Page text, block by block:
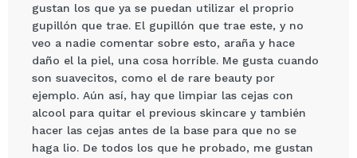
Compartilhar um vídeo ou uma foto
Seu vídeo pode ser o primeiro. Imagine isso...
Recomenda esta compra? Sim Não
5/5
gustan los que ya se puedan utilizar el proprio
gupillón que trae. El gupillón que trae este, y no
veo a nadie comentar sobre esto, araña y hace
daño el la piel, una cosa horríble. Me gusta cuando
son suavecitos, como el de rare beauty por
ejemplo. Aún así, hay que limpiar las cejas con
alcool para quitar el previous skincare y también
hacer las cejas antes de la base para que no se
haga lio. De todos los que he probado, me gustan